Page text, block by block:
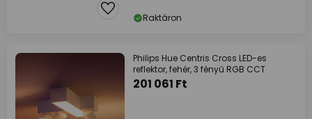
Raktáron
Philips Hue Centris Cross LED-es
reflektor, fehér, 3 fényű RGB CCT
201 061 Ft